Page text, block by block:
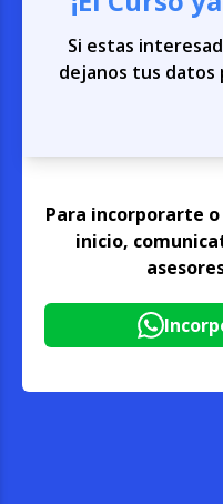
Si estas
dejanos tus datos
Para incorporarte
inicio,